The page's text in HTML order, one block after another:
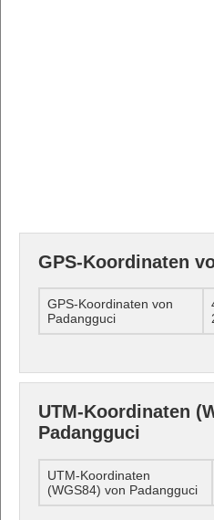
GPS-Koordinaten
GPS-Koordinaten von
Padangguci
UTM-Koordinaten
Padangguci
UTM-Koordinaten
(WGS84) von Padangguci